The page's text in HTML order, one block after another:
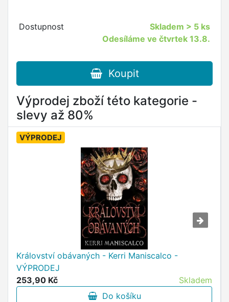
Dostupnost Skladem > 5 ks
Odesíláme ve čtvrtek 13.8.
Koupit
Výprodej zboží této kategorie -
slevy až 80%
VÝPRODEJ
Království obávaných - Kerri Maniscalco -
VÝPRODEJ
253,90 Kč
Skladem
Do košíku